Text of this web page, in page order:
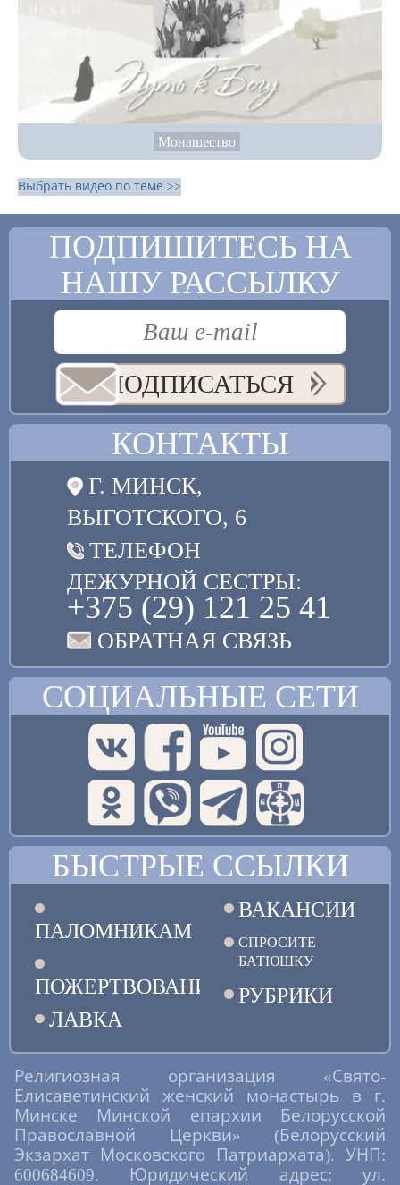
Монашество
Выбрать видео по теме >>
ПОДПИШИТЕСЬ НА
НАШУ РАССЫЛКУ
ПОДПИСАТЬСЯ
КОНТАКТЫ
Г. МИНСК,
ВЫГОТСКОГО, 6
ТЕЛЕФОН
ДЕЖУРНОЙ СЕСТРЫ:
+375 (29) 121 25 41
ОБРАТНАЯ СВЯЗЬ
СОЦИАЛЬНЫЕ СЕТИ
БЫСТРЫЕ ССЫЛКИ
ПАЛОМНИКАМ
ПОЖЕРТВОВАНИЯ
ЛАВКА
ВАКАНСИИ
СПРОСИТЕ
БАТЮШКУ
РУБРИКИ
Религиозная организация «Свято-
Елисаветинский женский монастырь в г.
Минске Минской епархии Белорусской
Православной Церкви» (Белорусский
Экзархат Московского Патриархата). УНП:
600684609. Юридический адрес: ул.